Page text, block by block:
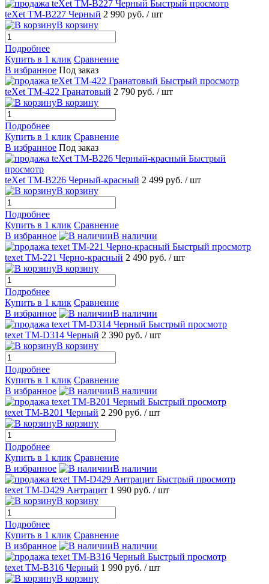
Быстрый просмотр
teXet TM-B227 Черный 2 990 руб. / шт
В корзину
Подробнее
Купить в 1 клик Сравнение
В избранное Под заказ
Быстрый просмотр
teXet TM-422 Гранатовый 2 790 руб. / шт
В корзину
Подробнее
Купить в 1 клик Сравнение
В избранное Под заказ
Быстрый
просмотр
teXet TM-B226 Черный-красный 2 499 руб. / шт
В корзину
Подробнее
Купить в 1 клик Сравнение
В избранное
В наличии
Быстрый просмотр
texet TM-221 Черно-красный 2 490 руб. / шт
В корзину
Подробнее
Купить в 1 клик Сравнение
В избранное
В наличии
Быстрый просмотр
texet TM-D314 Черный 2 390 руб. / шт
В корзину
Подробнее
Купить в 1 клик Сравнение
В избранное
В наличии
Быстрый просмотр
texet TM-B201 Черный 2 290 руб. / шт
В корзину
Подробнее
Купить в 1 клик Сравнение
В избранное
В наличии
Быстрый просмотр
texet TM-D429 Антрацит 1 990 руб. / шт
В корзину
Подробнее
Купить в 1 клик Сравнение
В избранное
В наличии
Быстрый просмотр
texet TM-B316 Черный 1 990 руб. / шт
В корзину